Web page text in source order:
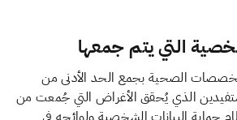
التي يتم جمعها
الصحية بجمع الحد الأدنى من
الذي يُحقق الأغراض التي جُمعت من